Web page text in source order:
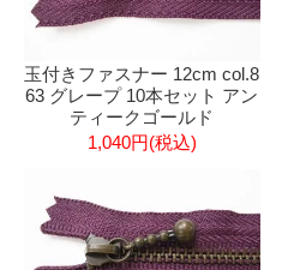
玉付きファスナー 12cm col.8
63 グレープ 10本セット アン
ティークゴールド
1,040円(税込)